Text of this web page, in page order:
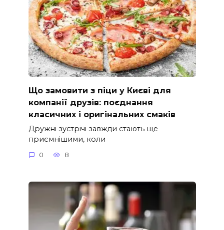
Що замовити з піци у Києві для
компанії друзів: поєднання
класичних і оригінальних смаків
Дружні зустрічі завжди стають ще
приємнішими, коли
0 8